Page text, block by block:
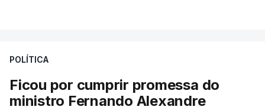
POLÍTICA
Ficou por cumprir promessa do
ministro Fernando Alexandre